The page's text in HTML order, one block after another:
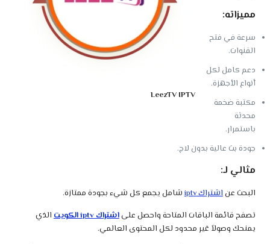
LeezTV IPTV
مميزاته:
سرعة في فتح
القنوات.
دعم كامل لكل
أنواع الأجهزة.
مكتبة ضخمة
محدثة
باستمرار.
جودة بث عالية بدون لاج.
مثالي لـ:
البحث عناشتراك iptv
شامل يجمع كل شيء بجودة ممتازة.
تصفح قائمة الباقات المتاحة واحصل علىاشتراك iptv الكويت
الذي
يمنحك وصولاً غير محدود لكل المحتوى العالمي.